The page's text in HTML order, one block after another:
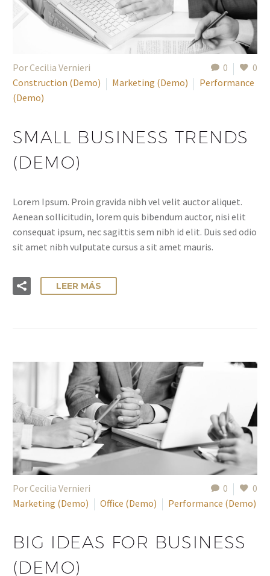
0 0
Por Cecilia Vernieri
Construction (Demo)
Marketing (Demo)
Performance
(Demo)
SMALL BUSINESS TRENDS
(DEMO)
Lorem Ipsum. Proin gravida nibh vel velit auctor aliquet.
Aenean sollicitudin, lorem quis bibendum auctor, nisi elit
consequat ipsum, nec sagittis sem nibh id elit. Duis sed odio
sit amet nibh vulputate cursus a sit amet mauris.
LEER MÁS
0 0
Por Cecilia Vernieri
Marketing (Demo)
Office (Demo) Performance (Demo)
BIG IDEAS FOR BUSINESS
(DEMO)